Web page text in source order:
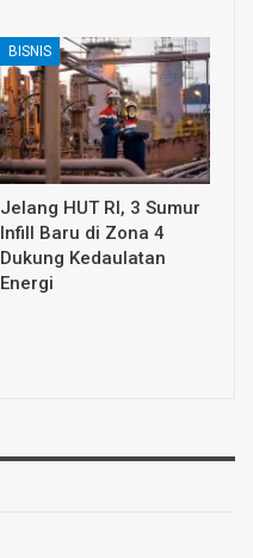
BISNIS
Jelang HUT RI, 3 Sumur
Infill Baru di Zona 4
Dukung Kedaulatan
Energi